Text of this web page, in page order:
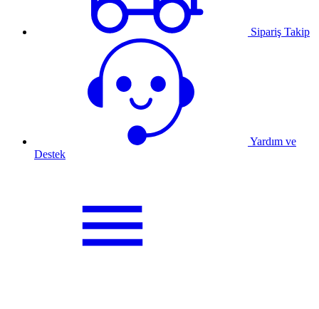
Sipariş Takip
Yardım ve
Destek